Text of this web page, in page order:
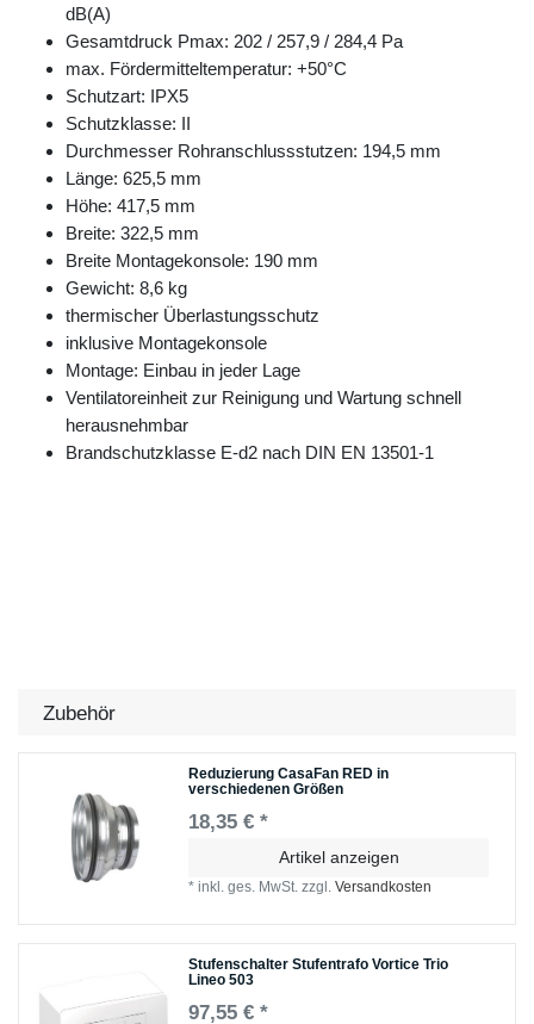
dB(A)
Gesamtdruck Pmax: 202 / 257,9 / 284,4 Pa
max. Fördermitteltemperatur: +50°C
Schutzart: IPX5
Schutzklasse: II
Durchmesser Rohranschlussstutzen: 194,5 mm
Länge: 625,5 mm
Höhe: 417,5 mm
Breite: 322,5 mm
Breite Montagekonsole: 190 mm
Gewicht: 8,6 kg
thermischer Überlastungsschutz
inklusive Montagekonsole
Montage: Einbau in jeder Lage
Ventilatoreinheit zur Reinigung und Wartung schnell
herausnehmbar
Brandschutzklasse E-d2 nach DIN EN 13501-1
Zubehör
Reduzierung CasaFan RED in
verschiedenen Größen
18,35 € *
Artikel anzeigen
*inkl. ges. MwSt. zzgl.Versandkosten
Stufenschalter Stufentrafo Vortice Trio
Lineo 503
97,55 € *